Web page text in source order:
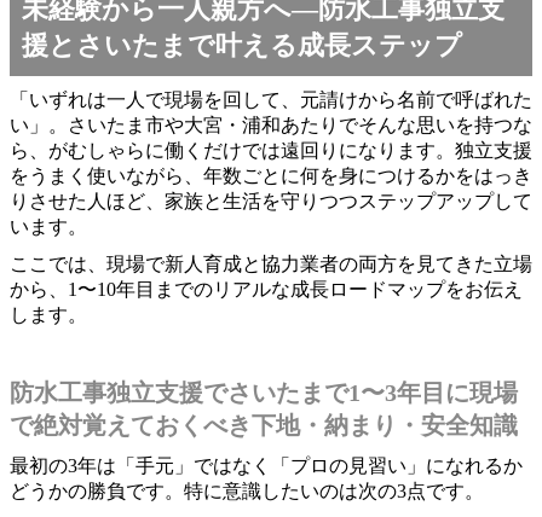
未経験から一人親方へ―防水工事独立支
援とさいたまで叶える成長ステップ
「いずれは一人で現場を回して、元請けから名前で呼ばれた
い」。さいたま市や大宮・浦和あたりでそんな思いを持つな
ら、がむしゃらに働くだけでは遠回りになります。独立支援
をうまく使いながら、年数ごとに何を身につけるかをはっき
りさせた人ほど、家族と生活を守りつつステップアップして
います。
ここでは、現場で新人育成と協力業者の両方を見てきた立場
から、1〜10年目までのリアルな成長ロードマップをお伝え
します。
防水工事独立支援でさいたまで1〜3年目に現場
で絶対覚えておくべき下地・納まり・安全知識
最初の3年は「手元」ではなく「プロの見習い」になれるか
どうかの勝負です。特に意識したいのは次の3点です。